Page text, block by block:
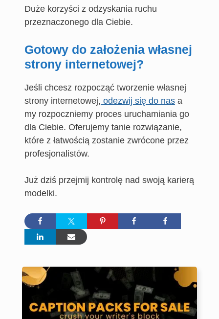
Duże korzyści z odzyskania ruchu
przeznaczonego dla Ciebie.
Gotowy do założenia własnej
strony internetowej?
Jeśli chcesz rozpocząć tworzenie własnej
strony internetowej, odezwij się do nas a
my rozpoczniemy proces uruchamiania go
dla Ciebie. Oferujemy tanie rozwiązanie,
które z łatwością zostanie zwrócone przez
profesjonalistów.
Już dziś przejmij kontrolę nad swoją karierą
modelki.